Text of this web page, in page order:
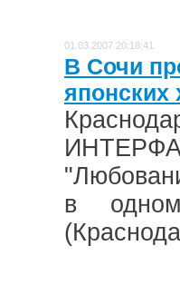
01.03.2007 20:18:41
В Сочи
японских
в